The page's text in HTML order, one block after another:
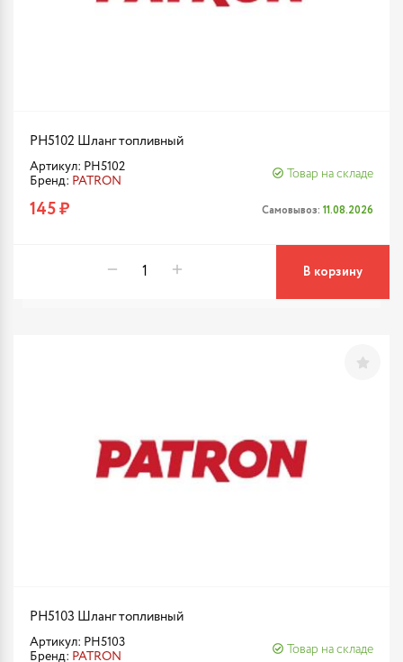
PH5102 Шланг топливный
Артикул: PH5102
Бренд: PATRON
Товар на складе
145 ₽ Самовывоз: 11.08.2026
В корзину
PH5103 Шланг топливный
Артикул: PH5103
Бренд: PATRON
Товар на складе